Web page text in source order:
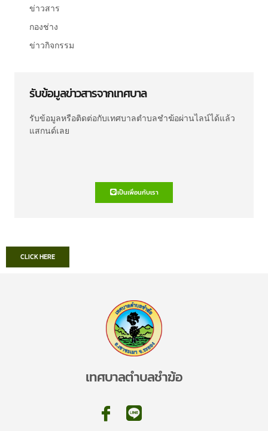
ข่าวสาร
กองช่าง
ข่าวกิจกรรม
รับข้อมูลข่าวสารจากเทศบาล
รับข้อมูลหรือติดต่อกับเทศบาลตำบลชำฆ้อผ่านไลน์ได้แล้ว
แสกนด์เลย
เป็นเพื่อนกับเรา
CLICK HERE
เทศบาลตำบลชำฆ้อ